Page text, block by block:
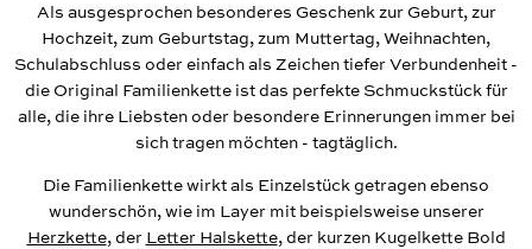
Als ausgesprochen besonderes Geschenk zur Geburt, zur
Hochzeit, zum Geburtstag, zum Muttertag, Weihnachten,
Schulabschluss oder einfach als Zeichen tiefer Verbundenheit -
die Original Familienkette ist das perfekte Schmuckstück für
alle, die ihre Liebsten oder besondere Erinnerungen immer bei
sich tragen möchten - tagtäglich.
Die Familienkette wirkt als Einzelstück getragen ebenso
wunderschön, wie im Layer mit beispielsweise unserer
Herzkette, der Letter Halskette, der kurzen Kugelkette Bold